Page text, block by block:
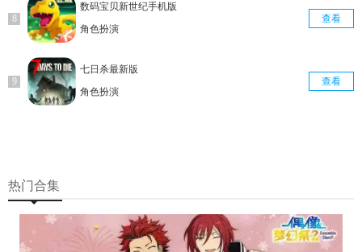
数码宝贝新世纪手机版
角色扮演
查看
七日杀最新版
角色扮演
查看
热门合集